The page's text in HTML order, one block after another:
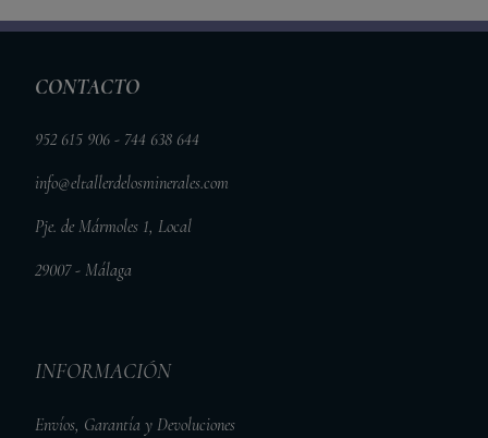
CONTACTO
952 615 906 - 744 638 644
info@eltallerdelosminerales.com
Pje. de Mármoles 1, Local
29007 - Málaga
INFORMACIÓN
Envíos, Garantía y Devoluciones